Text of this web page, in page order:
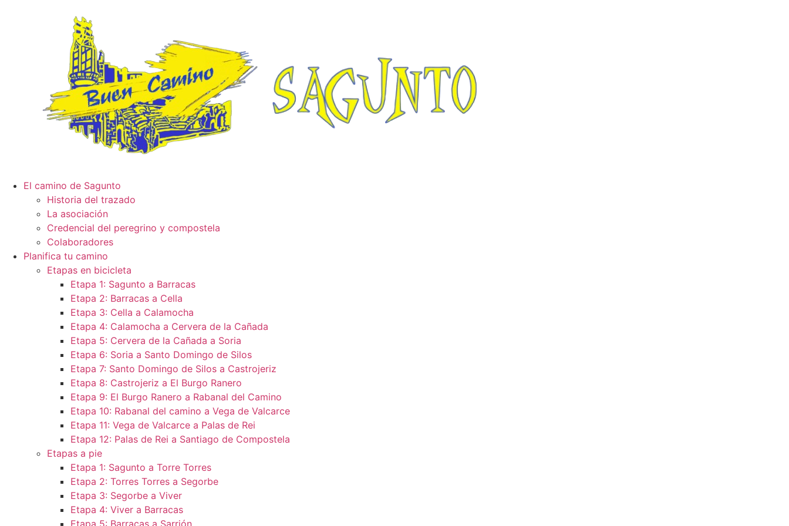
El camino de Sagunto
Historia del trazado
La asociación
Credencial del peregrino y compostela
Colaboradores
Planifica tu camino
Etapas en bicicleta
Etapa 1: Sagunto a Barracas
Etapa 2: Barracas a Cella
Etapa 3: Cella a Calamocha
Etapa 4: Calamocha a Cervera de la Cañada
Etapa 5: Cervera de la Cañada a Soria
Etapa 6: Soria a Santo Domingo de Silos
Etapa 7: Santo Domingo de Silos a Castrojeriz
Etapa 8: Castrojeriz a El Burgo Ranero
Etapa 9: El Burgo Ranero a Rabanal del Camino
Etapa 10: Rabanal del camino a Vega de Valcarce
Etapa 11: Vega de Valcarce a Palas de Rei
Etapa 12: Palas de Rei a Santiago de Compostela
Etapas a pie
Etapa 1: Sagunto a Torre Torres
Etapa 2: Torres Torres a Segorbe
Etapa 3: Segorbe a Viver
Etapa 4: Viver a Barracas
Etapa 5: Barracas a Sarrión